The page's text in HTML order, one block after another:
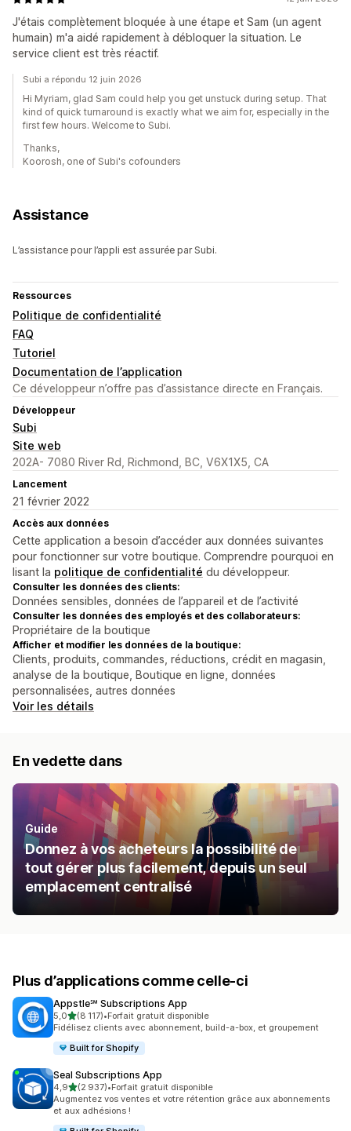
J'étais complètement bloquée à une étape et Sam (un agent
humain) m'a aidé rapidement à débloquer la situation. Le
service client est très réactif.
Subi a répondu 12 juin 2026
Hi Myriam, glad Sam could help you get unstuck during setup. That
kind of quick turnaround is exactly what we aim for, especially in the
first few hours. Welcome to Subi.
Thanks,
Koorosh, one of Subi's cofounders
Assistance
L’assistance pour l’appli est assurée par Subi.
Ressources
Politique de confidentialité
FAQ
Tutoriel
Documentation de l’application
Ce développeur n’offre pas d’assistance directe en Français.
Développeur
Subi
Site web
202A- 7080 River Rd, Richmond, BC, V6X1X5, CA
Lancement
21 février 2022
Accès aux données
Cette application a besoin d’accéder aux données suivantes
pour fonctionner sur votre boutique. Comprendre pourquoi en
lisant la politique de confidentialité du développeur.
Consulter les données des clients:
Données sensibles, données de l’appareil et de l’activité
Consulter les données des employés et des collaborateurs:
Propriétaire de la boutique
Afficher et modifier les données de la boutique:
Clients, produits, commandes, réductions, crédit en magasin,
analyse de la boutique, Boutique en ligne, données
personnalisées, autres données
Voir les détails
En vedette dans
Guide
Donnez à vos acheteurs la possibilité de
tout gérer plus facilement, depuis un seul
emplacement centralisé
Plus d’applications comme celle-ci
Appstle℠ Subscriptions App
5,0étoile(s) sur 5
(8 117)
8117 avis au total
•Forfait gratuit disponible
Fidélisez clients avec abonnement, build-a-box, et groupement
Built for Shopify
Seal Subscriptions App
4,9étoile(s) sur 5
(2 937)
2937 avis au total
•Forfait gratuit disponible
Augmentez vos ventes et votre rétention grâce aux abonnements
et aux adhésions !